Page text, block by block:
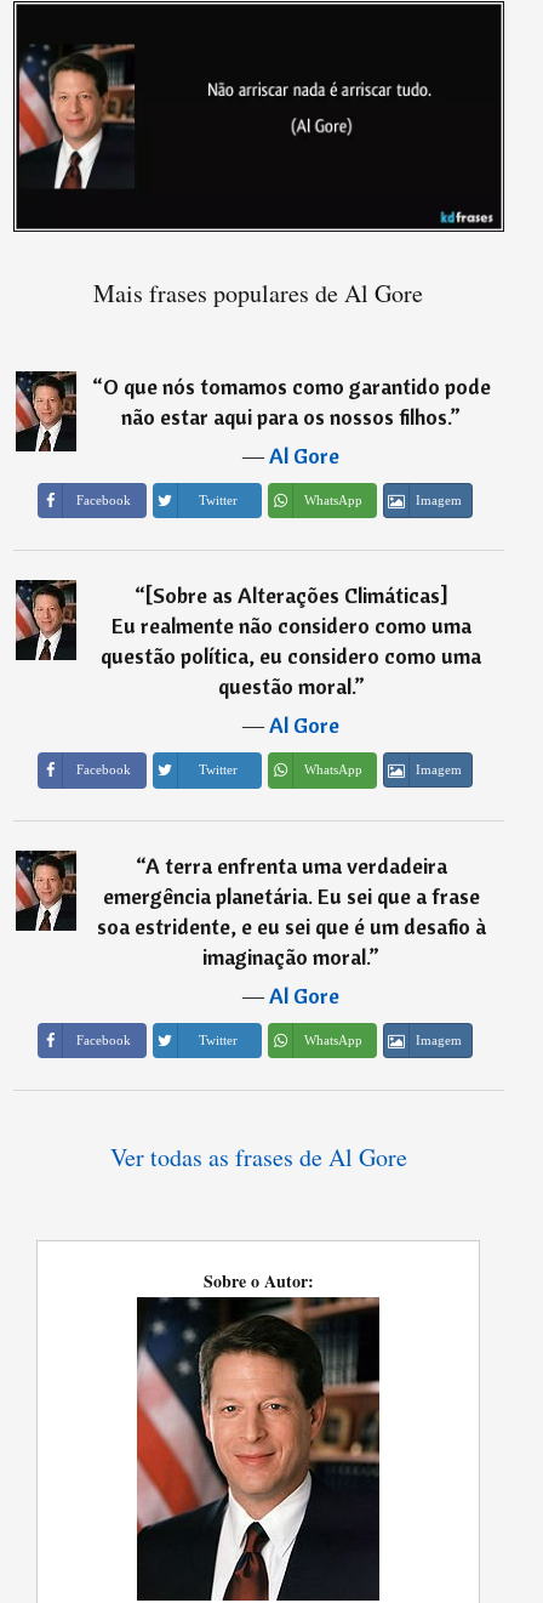
Mais frases populares de Al Gore
“O que nós tomamos como garantido pode
não estar aqui para os nossos filhos.”
―Al Gore
Facebook Twitter WhatsApp Imagem
“[Sobre as Alterações Climáticas]
Eu realmente não considero como uma
questão política, eu considero como uma
questão moral.”
―Al Gore
Facebook Twitter WhatsApp Imagem
“A terra enfrenta uma verdadeira
emergência planetária. Eu sei que a frase
soa estridente, e eu sei que é um desafio à
imaginação moral.”
―Al Gore
Facebook Twitter WhatsApp Imagem
Ver todas as frases de Al Gore
Sobre o Autor: